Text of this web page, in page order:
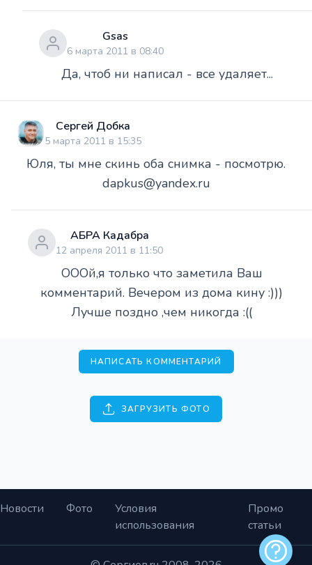
Gsas
6 марта 2011 в 08:40
Да, чтоб ни написал - все удаляет...
Сергей Добка
5 марта 2011 в 15:35
Юля, ты мне скинь оба снимка - посмотрю.
dapkus@yandex.ru
АБРА Кадабра
12 апреля 2011 в 11:50
ОООй,я только что заметила Ваш
комментарий. Вечером из дома кину :)))
Лучше поздно ,чем никогда :((
НАПИСАТЬ КОММЕНТАРИЙ
ЗАГРУЗИТЬ ФОТО
Новости Фото
Условия
использования
Промо
статьи